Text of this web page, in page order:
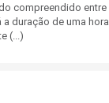
compreendido
a duração de uma
(...)